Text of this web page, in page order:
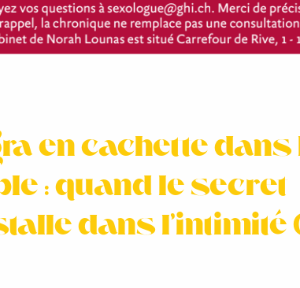
en cachette dans
: quand le secret
dans l’intimité